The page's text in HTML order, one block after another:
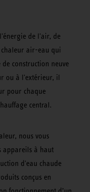
de l'air, de
chaleur air-eau qui
construction neuve
ou à l'extérieur, il
pour chaque
central.
nous vous
appareils à haut
d'eau chaude
conçus en